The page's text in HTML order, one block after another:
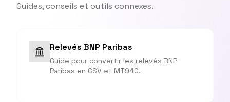
Guides, conseils et outils connexes.
Relevés BNP Paribas
Guide pour convertir les relevés BNP
Paribas en CSV et MT940.